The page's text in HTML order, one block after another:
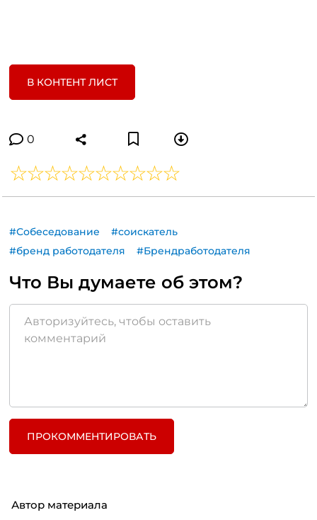
Автор материала
В КОНТЕНТ ЛИСТ
0
#Собеседование
#соискатель
#бренд работодателя
#Брендработодателя
Что Вы думаете об этом?
ПРОКОММЕНТИРОВАТЬ